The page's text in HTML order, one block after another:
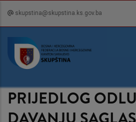
content
skupstina@skupstina.ks.gov.ba
PRIJEDLOG